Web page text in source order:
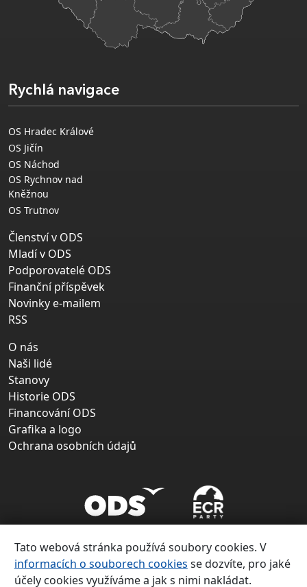
Rychlá navigace
OS Hradec Králové
OS Jičín
OS Náchod
OS Rychnov nad
Kněžnou
OS Trutnov
Členství v ODS
Mladí v ODS
Podporovatelé ODS
Finanční příspěvek
Novinky e-mailem
RSS
O nás
Naši lidé
Stanovy
Historie ODS
Financování ODS
Grafika a logo
Ochrana osobních údajů
Tato webová stránka používá soubory cookies. V
informacích o souborech cookies se dozvíte, pro jaké
účely cookies využíváme a jak s nimi nakládat.